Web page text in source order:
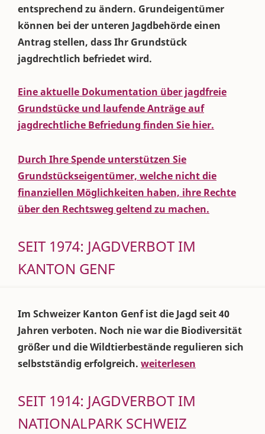
entsprechend zu ändern. Grundeigentümer
können bei der unteren Jagdbehörde einen
Antrag stellen, dass Ihr Grundstück
jagdrechtlich befriedet wird.
Eine aktuelle Dokumentation über jagdfreie
Grundstücke und laufende Anträge auf
jagdrechtliche Befriedung finden Sie hier.
Durch Ihre Spende unterstützen Sie
Grundstückseigentümer, welche nicht die
finanziellen Möglichkeiten haben, ihre Rechte
über den Rechtsweg geltend zu machen.
SEIT 1974: JAGDVERBOT IM
KANTON GENF
Im Schweizer Kanton Genf ist die Jagd seit 40
Jahren verboten. Noch nie war die Biodiversität
größer und die Wildtierbestände regulieren sich
selbstständig erfolgreich. weiterlesen
SEIT 1914: JAGDVERBOT IM
NATIONALPARK SCHWEIZ